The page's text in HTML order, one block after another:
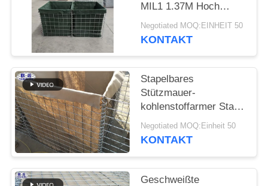
MIL1 1.37M Hoch
Hesco Barriere
geschweißte Gabion
Negotiated MOQ:EINHEIT 50
KONTAKT
Stapelbares
Stützmauer-
kohlenstoffarmer Stahl-
Eisen-Draht-Material
Flut Contro
Negotiated MOQ:Einheit 50
KONTAKT
Geschweißte